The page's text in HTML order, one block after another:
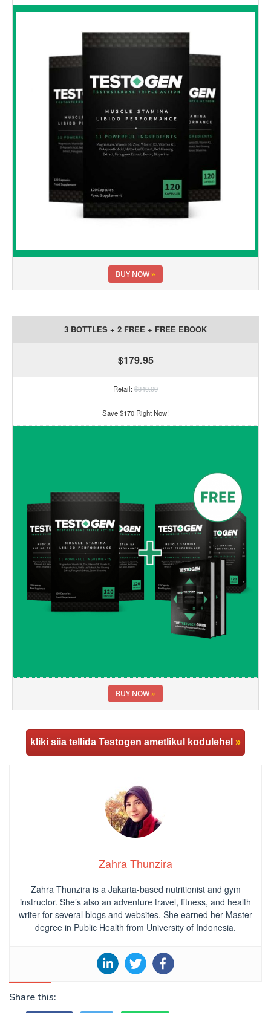
BUY NOW»
3 BOTTLES + 2 FREE + FREE EBOOK
$179.95
Retail:$349.99
Save $170 Right Now!
BUY NOW»
kliki siia tellida Testogen ametlikul kodulehel »
Zahra Thunzira
Zahra Thunzira is a Jakarta-based nutritionist and gym
instructor. She’s also an adventure travel, fitness, and health
writer for several blogs and websites. She earned her Master
degree in Public Health from University of Indonesia.
Share this: